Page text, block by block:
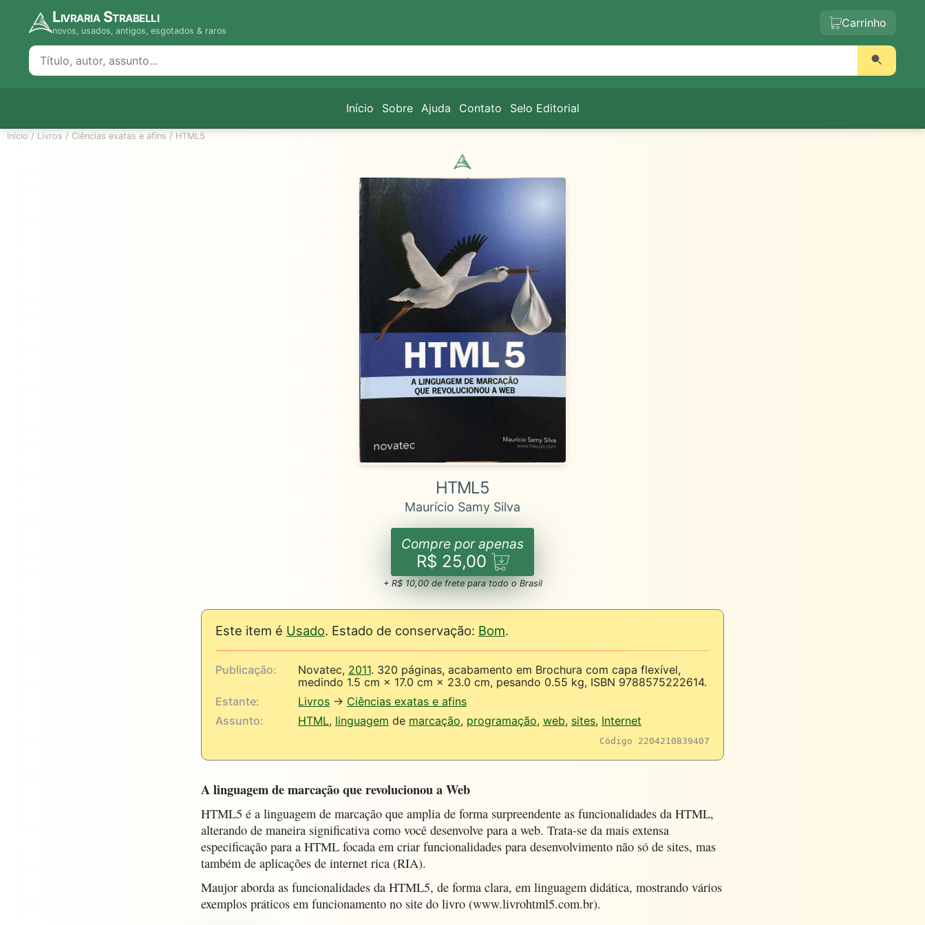
Livraria Strabelli
novos, usados, antigos, esgotados & raros
Carrinho
Início Sobre Ajuda Contato Selo Editorial
Início / Livros / Ciências exatas e afins / HTML5
HTML5
Maurício Samy Silva
Compre por apenas
R$ 25,00
+ R$ 10,00 de frete para todo o Brasil
Este item é Usado. Estado de conservação: Bom.
Publicação: Novatec, 2011. 320 páginas, acabamento em Brochura com capa flexível,
medindo 1.5 cm × 17.0 cm × 23.0 cm, pesando 0.55 kg, ISBN 9788575222614.
Estante:
Livros → Ciências exatas e afins
Assunto:
HTML, linguagem de marcação, programação, web, sites, Internet
Código 2204210839407
A linguagem de marcação que revolucionou a Web
HTML5 é a linguagem de marcação que amplia de forma surpreendente as funcionalidades da HTML,
alterando de maneira significativa como você desenvolve para a web. Trata-se da mais extensa
especificação para a HTML focada em criar funcionalidades para desenvolvimento não só de sites, mas
também de aplicações de internet rica (RIA).
Maujor aborda as funcionalidades da HTML5, de forma clara, em linguagem didática, mostrando vários
exemplos práticos em funcionamento no site do livro (www.livrohtml5.com.br).